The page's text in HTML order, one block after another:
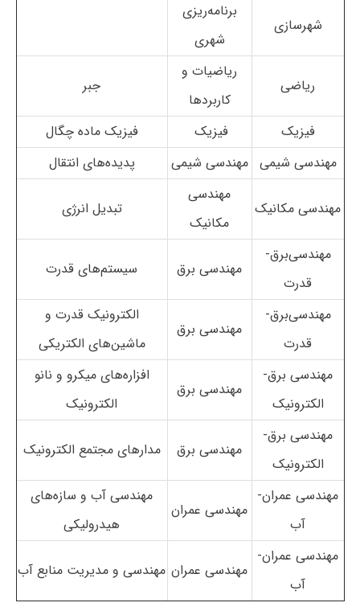
شهرسازی
برنامه‌ریزی
شهری
ریاضی
ریاضیات و
کاربردها
جبر
فیزیک فیزیک
فیزیک ماده چگال
مهندسی شیمی مهندسی شیمی پدیده‌های انتقال
مهندسی مکانیک
مهندسی
مکانیک
تبدیل انرژی
مهندسی‌برق-
قدرت
مهندسی برق سیستم‌های قدرت
مهندسی‌برق-
قدرت
مهندسی برق
الکترونیک قدرت و
ماشین‌های الکتریکی
مهندسی برق-
الکترونیک
مهندسی برق
افزاره‌های میکرو و نانو
الکترونیک
مهندسی برق-
الکترونیک
مهندسی برق مدارهای مجتمع الکترونیک
مهندسی عمران-
آب
مهندسی عمران
مهندسی آب و سازه‌های
هیدرولیکی
مهندسی عمران-
آب
مهندسی عمران مهندسی و مدیریت منابع آب